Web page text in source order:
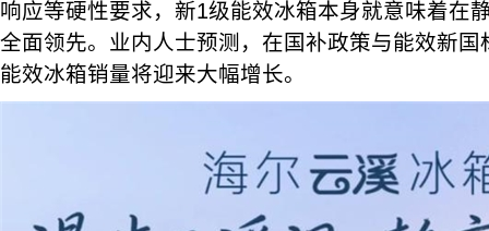
响应等硬性要求，新1级能效冰箱本身就意味着在
全面领先。业内人士预测，在国补政策与能效新
能效冰箱销量将迎来大幅增长。